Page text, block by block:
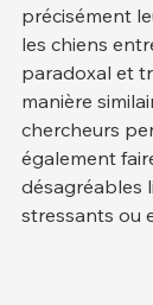
précisément
les chiens
paradoxal et
manière
chercheurs
également
désagréables
stressants ou